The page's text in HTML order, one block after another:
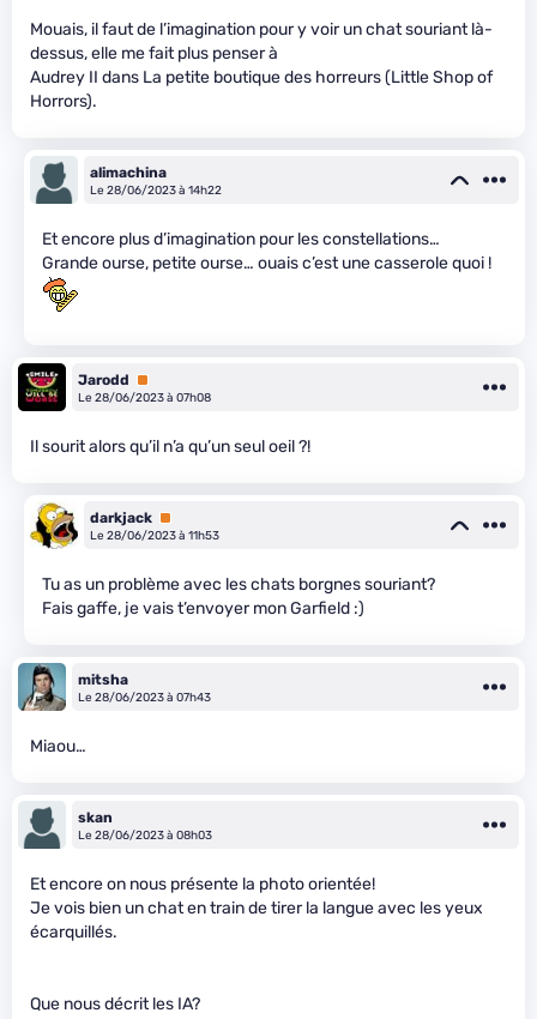
Mouais, il faut de l’imagination pour y voir un chat souriant là-
dessus, elle me fait plus penser à
Audrey II dans La petite boutique des horreurs (Little Shop of
Horrors).
alimachina
Le 28/06/2023 à 14h22
Et encore plus d’imagination pour les constellations…
Grande ourse, petite ourse… ouais c’est une casserole quoi !
Jarodd
Premium
Le 28/06/2023 à 07h08
Il sourit alors qu’il n’a qu’un seul oeil ?!
darkjack Premium
Le 28/06/2023 à 11h53
Tu as un problème avec les chats borgnes souriant?
Fais gaffe, je vais t’envoyer mon Garfield :)
mitsha
Le 28/06/2023 à 07h43
Miaou…
skan
Le 28/06/2023 à 08h03
Et encore on nous présente la photo orientée!
Je vois bien un chat en train de tirer la langue avec les yeux
écarquillés.
Que nous décrit les IA?